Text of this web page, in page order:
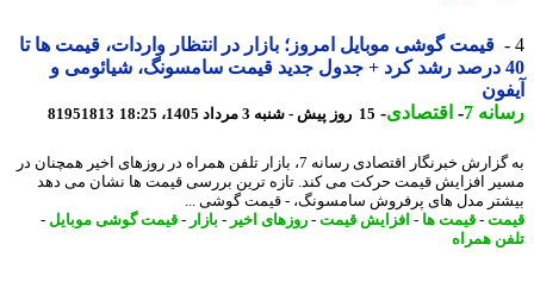
قیمت گوشی موبایل امروز؛ بازار در انتظار واردات، قیمت ها تا
40 درصد رشد کرد + جدول جدید قیمت سامسونگ، شیائومی و
7
-اقتصادی-15 روز پیش - شنبه 3 مرداد 1405، 18:25 81951813
به گزارش خبرنگار اقتصادی رسانه 7، بازار تلفن همراه در روزهای اخیر همچنان در
افزایش قیمت حرکت می کند. تازه ترین بررسی قیمت ها نشان می دهد
مدل های پرفروش سامسونگ، - قیمت گوشی ...
-قیمت ها- افزایش قیمت-روزهای اخیر -بازار - قیمت گوشی موبایل-
همراه